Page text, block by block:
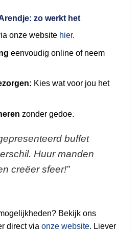
zo werkt het
onze website hier.
eenvoudig online of neem
Kies wat voor jou het
zonder gedoe.
buffet
Huur manden
creëer sfeer!”
Bekijk ons
direct via onze website. Liever